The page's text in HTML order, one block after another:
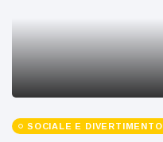
SOCIALE E DIVERTIMENTO